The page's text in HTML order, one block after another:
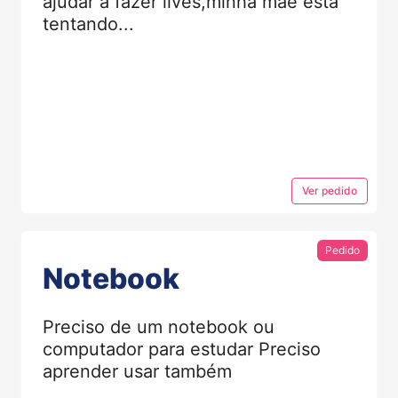
tentando...
Ver pedido
Pedido
Notebook
Preciso de um notebook ou
computador para estudar Preciso
aprender usar também